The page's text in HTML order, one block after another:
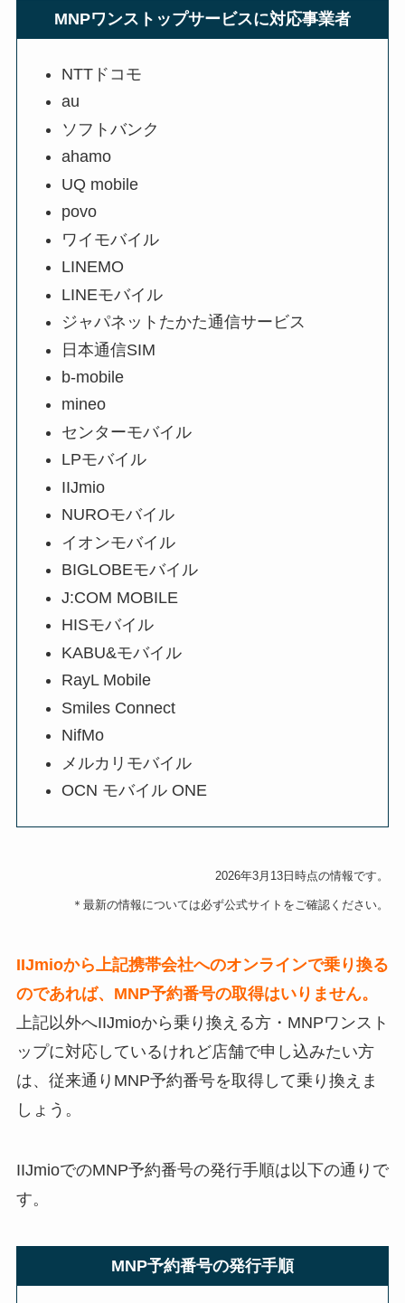
MNPワンストップサービスに対応事業者
NTTドコモ
au
ソフトバンク
ahamo
UQ mobile
povo
ワイモバイル
LINEMO
LINEモバイル
ジャパネットたかた通信サービス
日本通信SIM
b-mobile
mineo
センターモバイル
LPモバイル
IIJmio
NUROモバイル
イオンモバイル
BIGLOBEモバイル
J:COM MOBILE
HISモバイル
KABU&モバイル
RayL Mobile
Smiles Connect
NifMo
メルカリモバイル
OCN モバイル ONE
2026年3月13日時点の情報です。
＊最新の情報については必ず公式サイトをご確認ください。
IIJmioから上記携帯会社へのオンラインで乗り換る
のであれば、MNP予約番号の取得はいりません。
上記以外へIIJmioから乗り換える方・MNPワンスト
ップに対応しているけれど店舗で申し込みたい方
は、従来通りMNP予約番号を取得して乗り換えま
しょう。
IIJmioでのMNP予約番号の発行手順は以下の通りで
す。
MNP予約番号の発行手順